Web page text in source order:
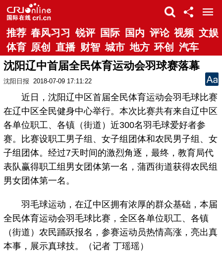
推荐 春风习习 锐评 国际 国内 评论 视频 文娱
体育 原创 直播 财智 城市 地方 环创 汽车
沈阳辽中首届全民体育运动会羽球赛落幕
沈阳日报 2018-07-09 17:11:22
近日，沈阳辽中区首届全民体育运动会羽毛球比赛
在辽中区全民健身中心举行。本次比赛共有来自辽中区
各单位职工、各镇（街道）近300名羽毛球爱好者参
赛。比赛设职工男子组、女子组团体和农民男子组、女
子组团体。经过7天时间的激烈角逐，最终，教育局代
表队赢得职工组男女团体第一名，蒲西街道获得农民组
男女团体第一名。
羽毛球运动，在辽中区拥有浓厚的群众基础，本届
全民体育运动会羽毛球比赛，全区各单位职工、各镇
（街道）农民踊跃报名，参赛运动员热情高涨，亮出真
本事，展示真球技。（记者 丁瑶瑶）